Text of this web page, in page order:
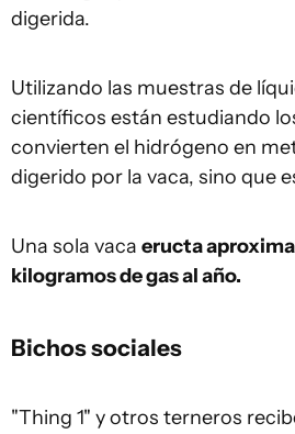
digerida.
Utilizando las muestras de
científicos están estudiando
convierten el hidrógeno en
digerido por la vaca, sino que
Una sola vaca eructa
kilogramos de gas al año.
Bichos sociales
"Thing 1" y otros terneros